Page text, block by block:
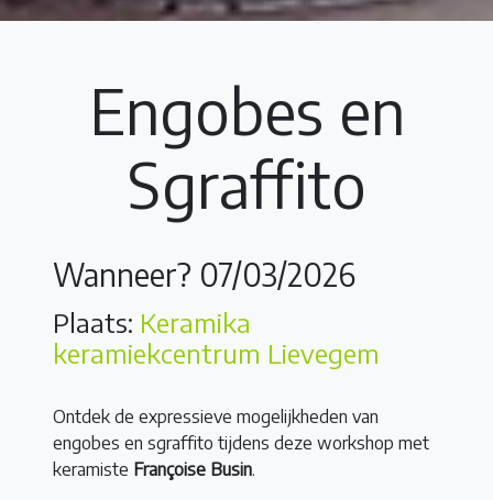
Engobes en
Sgraffito
Wanneer? 07/03/2026
Plaats: Keramika
keramiekcentrum Lievegem
Ontdek de expressieve mogelijkheden van
engobes en sgraffito tijdens deze workshop met
keramiste Françoise Busin.